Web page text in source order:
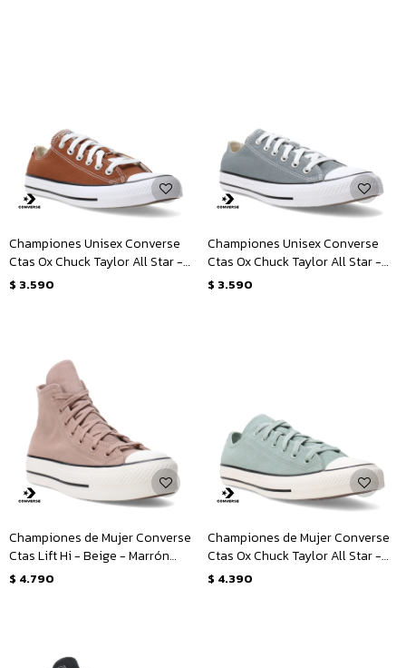
Championes Unisex Converse
Ctas Ox Chuck Taylor All Star -
Marrón - Blanco
$ 3.590
Championes Unisex Converse
Ctas Ox Chuck Taylor All Star -
Gris - Blanco
$ 3.590
Championes de Mujer Converse
Ctas Lift Hi - Beige - Marrón
Tierra
$ 4.790
Championes de Mujer Converse
Ctas Ox Chuck Taylor All Star -
Verde - Blanco
$ 4.390